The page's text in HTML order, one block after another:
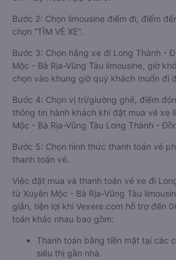
Bước 2: Chọn limousine điểm đi, điểm
chọn “TÌM VÉ XE”.
Bước 3: Chọn hãng xe đi Long Thành -
Mộc - Bà Rịa-Vũng Tàu limousine, giờ
chọn vào khung giờ quý khách muốn đi
Bước 4: Chọn vị trí/giường ghế, điểm
thông tin hành khách khi đặt mua vé xe
Mộc - Bà Rịa-Vũng Tàu Long Thành -
Bước 5: Chọn hình thức thanh toán vé
thanh toán vé.
Việc đặt mua và thanh toán vé xe đi
từ Xuyên Mộc - Bà Rịa-Vũng Tàu
giản, tiện lợi khi Vexere.com hỗ trợ đến
toán khác nhau bao gồm:
Thanh toán bằng tiền mặt tại các
siêu thị gần nhà.